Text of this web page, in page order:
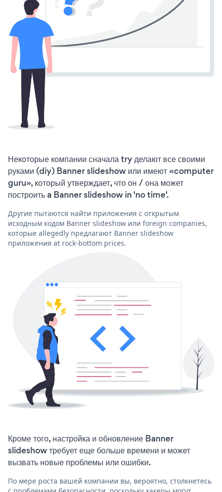
Некоторые компании сначала try делают все своими
руками (diy) Banner slideshow или имеют «computer
guru», который утверждает, что он / она может
построить a Banner slideshow in 'no time'.
Другие пытаются найти приложения с открытым
исходным кодом Banner slideshow или foreign companies,
которые allegedly предлагают Banner slideshow
приложения at rock-bottom prices.
Кроме того, настройка и обновление Banner
slideshow требует еще больше времени и может
вызвать новые проблемы или ошибки.
По мере роста вашей компании вы, вероятно, столкнетесь